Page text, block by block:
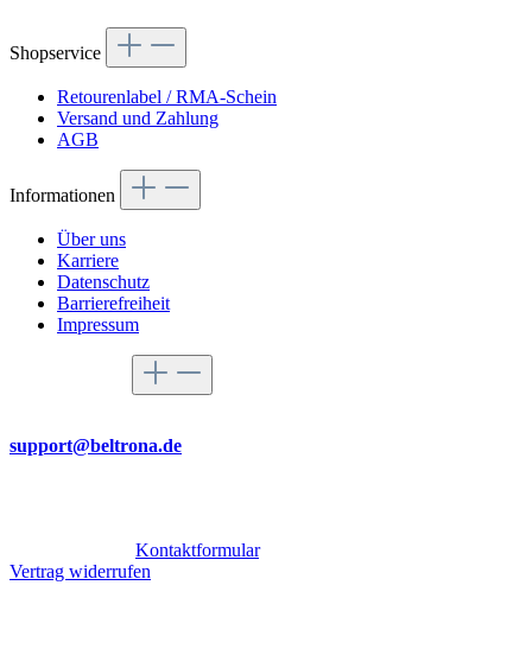
Shopservice
Retourenlabel / RMA-Schein
Versand und Zahlung
AGB
Informationen
Über uns
Karriere
Datenschutz
Barrierefreiheit
Impressum
support@beltrona.de
Kontaktformular.
Vertrag widerrufen